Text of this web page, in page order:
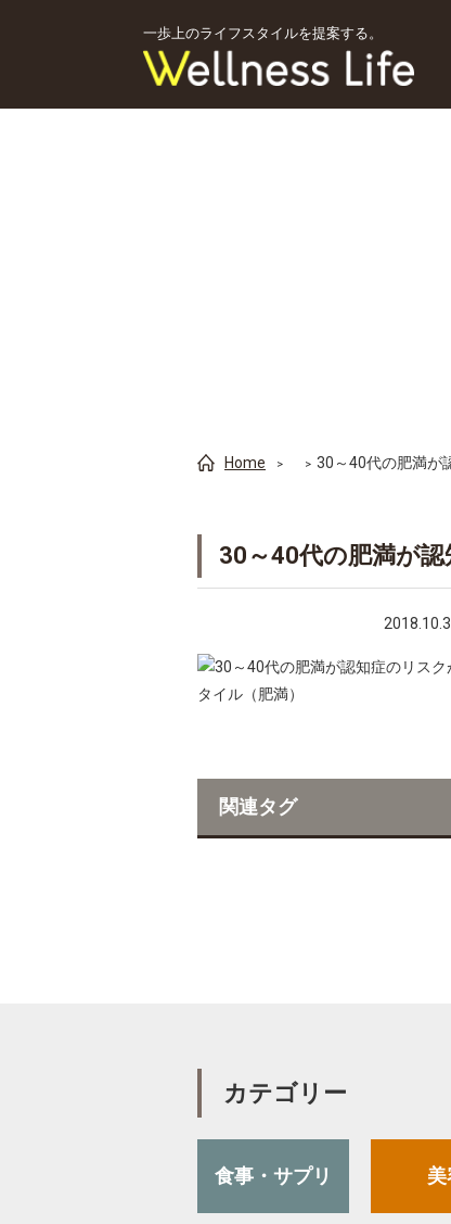
一歩上のライフスタイルを提案する。
Home 30～40代の肥満が
30～40代の肥満が
関連タグ
カテゴリー
食事・サプリ